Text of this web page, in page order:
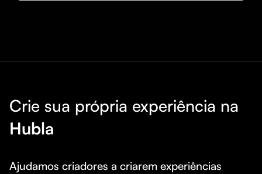
Crie sua própria experiência na
Hubla
Ajudamos criadores a criarem experiências